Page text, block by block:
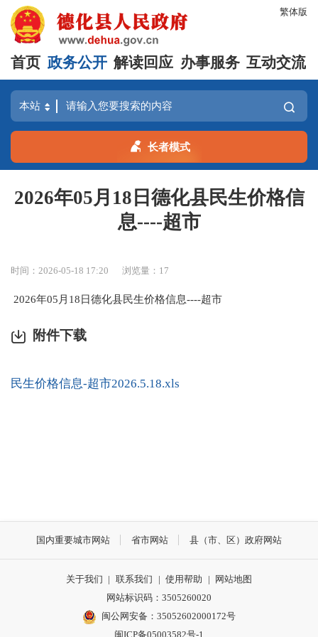
繁体版
首页 政务公开 解读回应 办事服务 互动交流
长者模式
2026年05月18日德化县民生价格信
息----超市
时间：2026-05-18 17:20 浏览量： 17
2026年05月18日德化县民生价格信息----超市
附件下载
民生价格信息-超市2026.5.18.xls
国内重要城市网站 省市网站 县（市、区）政府网站
关于我们 | 联系我们 | 使用帮助 |
网站地图
网站标识码：3505260020
闽公网安备：35052602000172号
闽ICP备05003582号-1